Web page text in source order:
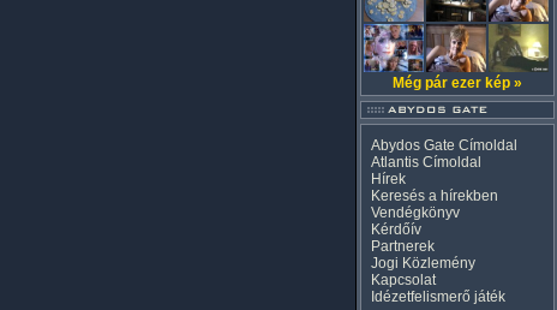
Még pár ezer kép »
Abydos Gate Címoldal
Atlantis Címoldal
Hírek
Keresés a hírekben
Vendégkönyv
Kérdőív
Partnerek
Jogi Közlemény
Kapcsolat
Idézetfelismerő játék